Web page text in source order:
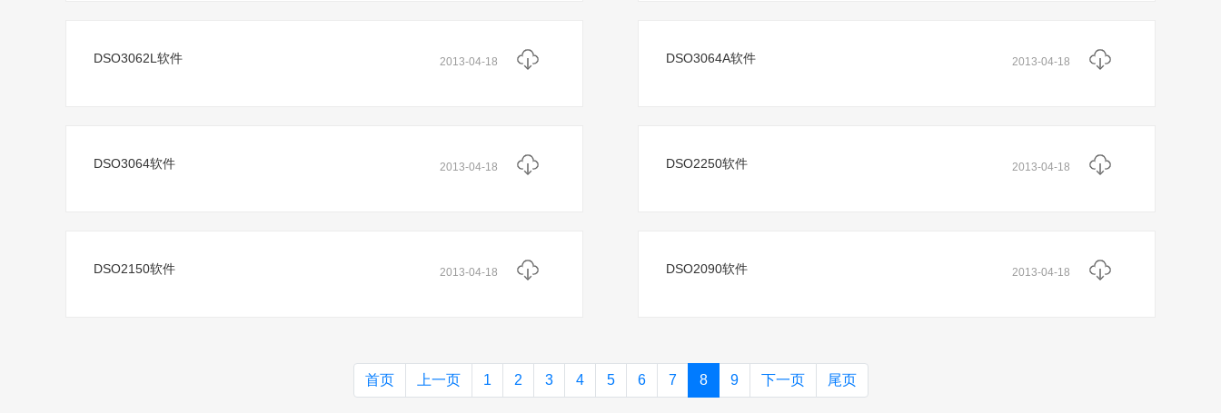
DSO3062L软件 2013-04-18 DSO3064A软件 2013-04-18
DSO3064软件 2013-04-18 DSO2250软件 2013-04-18
DSO2150软件 2013-04-18 DSO2090软件 2013-04-18
首页 上一页 1 2 3 4 5 6 7 8 9 下一页 尾页